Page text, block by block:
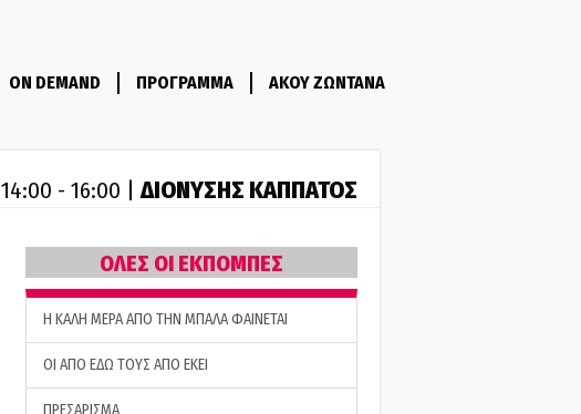
ON DEMAND ΠΡΟΓΡΑΜΜΑ ΑΚΟΥ ΖΩΝΤΑΝΑ
14:00 - 16:00 |ΔΙΟΝΥΣΗΣ ΚΑΠΠΑΤΟΣ
ΟΛΕΣ ΟΙ ΕΚΠΟΜΠΕΣ
H ΚΑΛΗ ΜΕΡΑ ΑΠΟ ΤΗΝ ΜΠΑΛΑ ΦΑΙΝΕΤΑΙ
ΟΙ ΑΠΟ ΕΔΩ ΤΟΥΣ ΑΠΟ ΕΚΕΙ
ΠΡΕΣΑΡΙΣΜΑ